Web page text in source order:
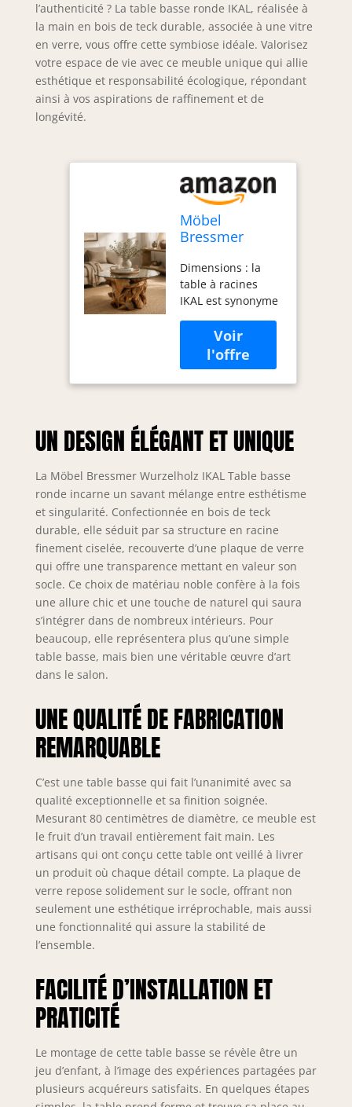
l’authenticité ? La table basse ronde IKAL, réalisée à
la main en bois de teck durable, associée à une vitre
en verre, vous offre cette symbiose idéale. Valorisez
votre espace de vie avec ce meuble unique qui allie
esthétique et responsabilité écologique, répondant
ainsi à vos aspirations de raffinement et de
longévité.
Möbel
Bressmer
IKAL Table
basse ronde 80
cm en bois de
teck durable
avec vitre en
verre 100 % fait
main
Dimensions : la
table à racines
IKAL est synonyme
séduit et fait de
chaque salon un
point fort. La table
basse en bois de
racine de 70 à 75
cm et une hauteur
en verre trempé a
un diamètre de 80
cm et une
épaisseur de 8
mm. Matériau : la
table basse est
composée
d'éléments en bois
de teck. Le bois est
d'un certificat de
bois. Notre bois ne
non de forêts
protégées.
cœur Montage : la
table en bois de
racine est livrée
montée. Elle est
livrée à la porte
d'entrée dans les 5
à 7 jours. Il suffit
d'insérer le
fixateur en
plastique et de
basse peut être
utilisée.
exceptionnel, ce
bijou peut être
combiné avec
UN DESIGN ÉLÉGANT ET UNIQUE
La Möbel Bressmer Wurzelholz IKAL Table basse
ronde incarne un savant mélange entre esthétisme
et singularité. Confectionnée en bois de teck
durable, elle séduit par sa structure en racine
finement ciselée, recouverte d’une plaque de verre
qui offre une transparence mettant en valeur son
socle. Ce choix de matériau noble confère à la fois
une allure chic et une touche de naturel qui saura
s’intégrer dans de nombreux intérieurs. Pour
beaucoup, elle représentera plus qu’une simple
table basse, mais bien une véritable œuvre d’art
dans le salon.
UNE QUALITÉ DE FABRICATION
REMARQUABLE
C’est une table basse qui fait l’unanimité avec sa
qualité exceptionnelle et sa finition soignée.
Mesurant 80 centimètres de diamètre, ce meuble est
le fruit d’un travail entièrement fait main. Les
artisans qui ont conçu cette table ont veillé à livrer
un produit où chaque détail compte. La plaque de
verre repose solidement sur le socle, offrant non
seulement une esthétique irréprochable, mais aussi
une fonctionnalité qui assure la stabilité de
l’ensemble.
FACILITÉ D’INSTALLATION ET
PRATICITÉ
Le montage de cette table basse se révèle être un
jeu d’enfant, à l’image des expériences partagées par
plusieurs acquéreurs satisfaits. En quelques étapes